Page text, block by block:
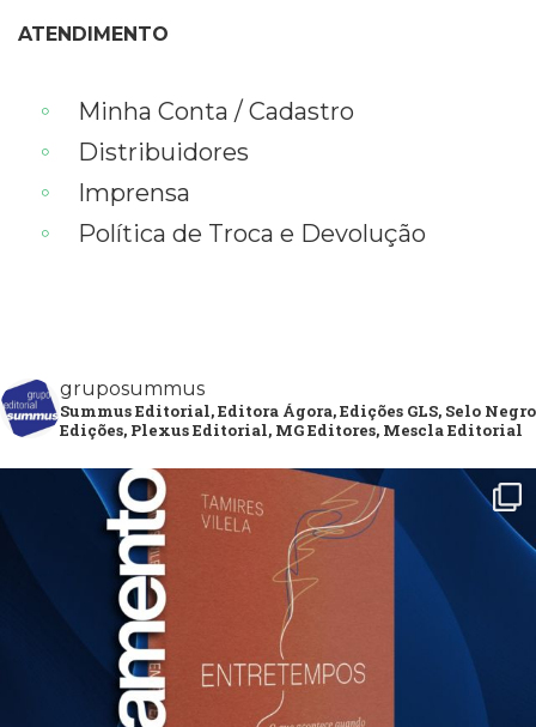
ATENDIMENTO
Minha Conta / Cadastro
Distribuidores
Imprensa
Política de Troca e Devolução
gruposummus
Summus Editorial, Editora Ágora, Edições GLS, Selo Negro
Edições, Plexus Editorial, MG Editores, Mescla Editorial